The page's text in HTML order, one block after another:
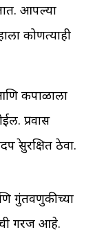
आपल्या
कोणत्याही
कपाळाला
प्रवास
सुरक्षित ठेवा.
गुंतवणुकीच्या
गरज आहे.